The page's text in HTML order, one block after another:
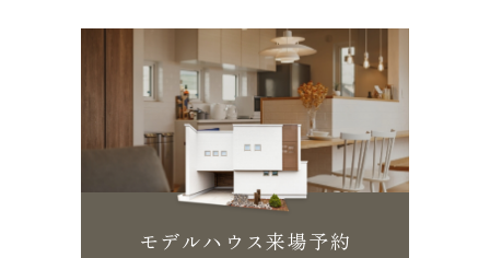
モデルハウス来場予約